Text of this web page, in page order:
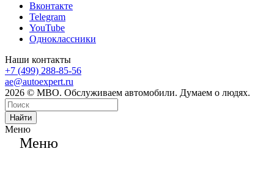
Вконтакте
Telegram
YouTube
Одноклассники
Наши контакты
+7 (499) 288-85-56
ae@autoexpert.ru
2026 © МВО. Обслуживаем автомобили. Думаем о людях.
Найти
Меню
Меню